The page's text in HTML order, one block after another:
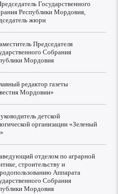
Государственного
Республики Мордовия,
жюри
Председателя
Собрания
Мордовия
редактор газеты
Мордовии»
детской
организации «Зеленый
отделом по аграрной
строительству и
Аппарата
Собрания
Мордовия